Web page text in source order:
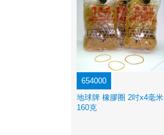
654000
地球牌 橡膠圈 2吋x4毫米
160克